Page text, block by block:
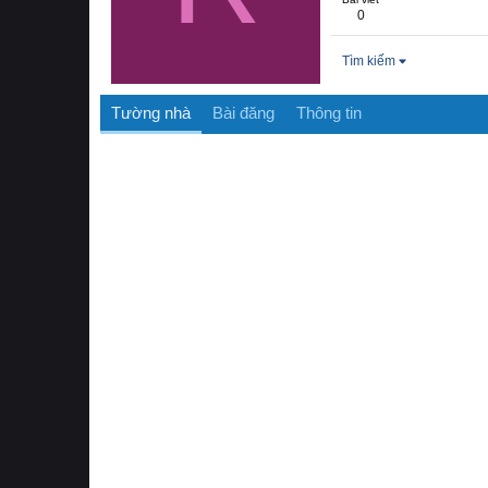
0
Tìm kiếm
Tường nhà Bài đăng Thông tin